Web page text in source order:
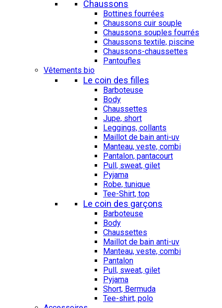
Chaussons
Bottines fourrées
Chaussons cuir souple
Chaussons souples fourrés
Chaussons textile, piscine
Chaussons-chaussettes
Pantoufles
Vêtements bio
Le coin des filles
Barboteuse
Body
Chaussettes
Jupe, short
Leggings, collants
Maillot de bain anti-uv
Manteau, veste, combi
Pantalon, pantacourt
Pull, sweat, gilet
Pyjama
Robe, tunique
Tee-Shirt, top
Le coin des garçons
Barboteuse
Body
Chaussettes
Maillot de bain anti-uv
Manteau, veste, combi
Pantalon
Pull, sweat, gilet
Pyjama
Short, Bermuda
Tee-shirt, polo